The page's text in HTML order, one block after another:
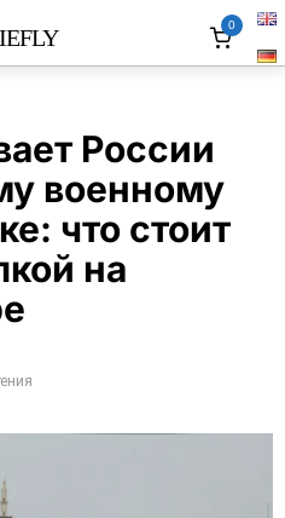
0
России
военному
что стоит
на